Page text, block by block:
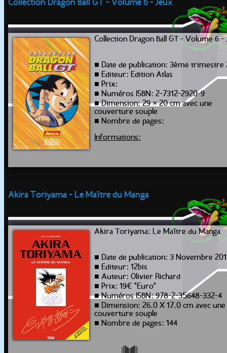
Collection Dragon Ball GT - Volume 6 - Jeux
Collection Dragon Ball GT - Volume 6 -
■ Date de publication: 3ème trimestre
■ Editeur: Edition Atlas
■ Prix:
■ Numéros ISBN: 2-7312-2920-9
■ Dimension: 29 × 20 cm avec une
couverture souple
■ Nombre de pages:
Informations:
Akira Toriyama - Le Maître du Manga
Akira Toriyama: Le Maître du Manga
■ Date de publication: 3 Novembre
■ Editeur: 12bis
■ Auteur: Olivier Richard
■ Prix: 19€ "Euro"
■ Numéros ISBN: 978-2-35648-332-4
■ Dimension: 26.0 X 17.0 cm avec une
couverture souple
■ Nombre de pages: 144